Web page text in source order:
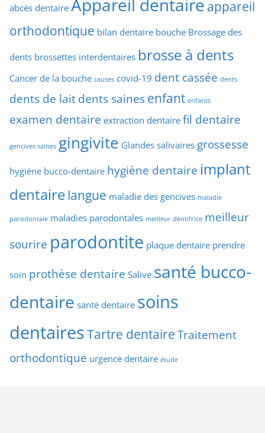
abcès dentaire Appareil dentaire appareil
orthodontique bilan dentaire bouche Brossage des
dents brossettes interdentaires brosse à dents
Cancer de la bouche causes covid-19 dent cassée dents
dents de lait dents saines enfant enfants
examen dentaire extraction dentaire fil dentaire
gencives saines gingivite Glandes salivaires grossesse
hygiène bucco-dentaire hygiène dentaire implant
dentairelangue maladie des gencives maladie
parodontale maladies parodontales meilleur dentifrice meilleur
sourire parodontite plaque dentaire prendre
soin prothèse dentaire Salive santé bucco-
dentaire santé dentaire soins
dentairesTartre dentaire Traitement
orthodontique urgence dentaire étude